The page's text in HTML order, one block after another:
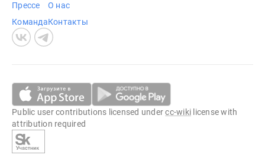
Прессе
Команда
О нас
Контакты
Public user contributions licensed undercc-wiki license with
attribution required